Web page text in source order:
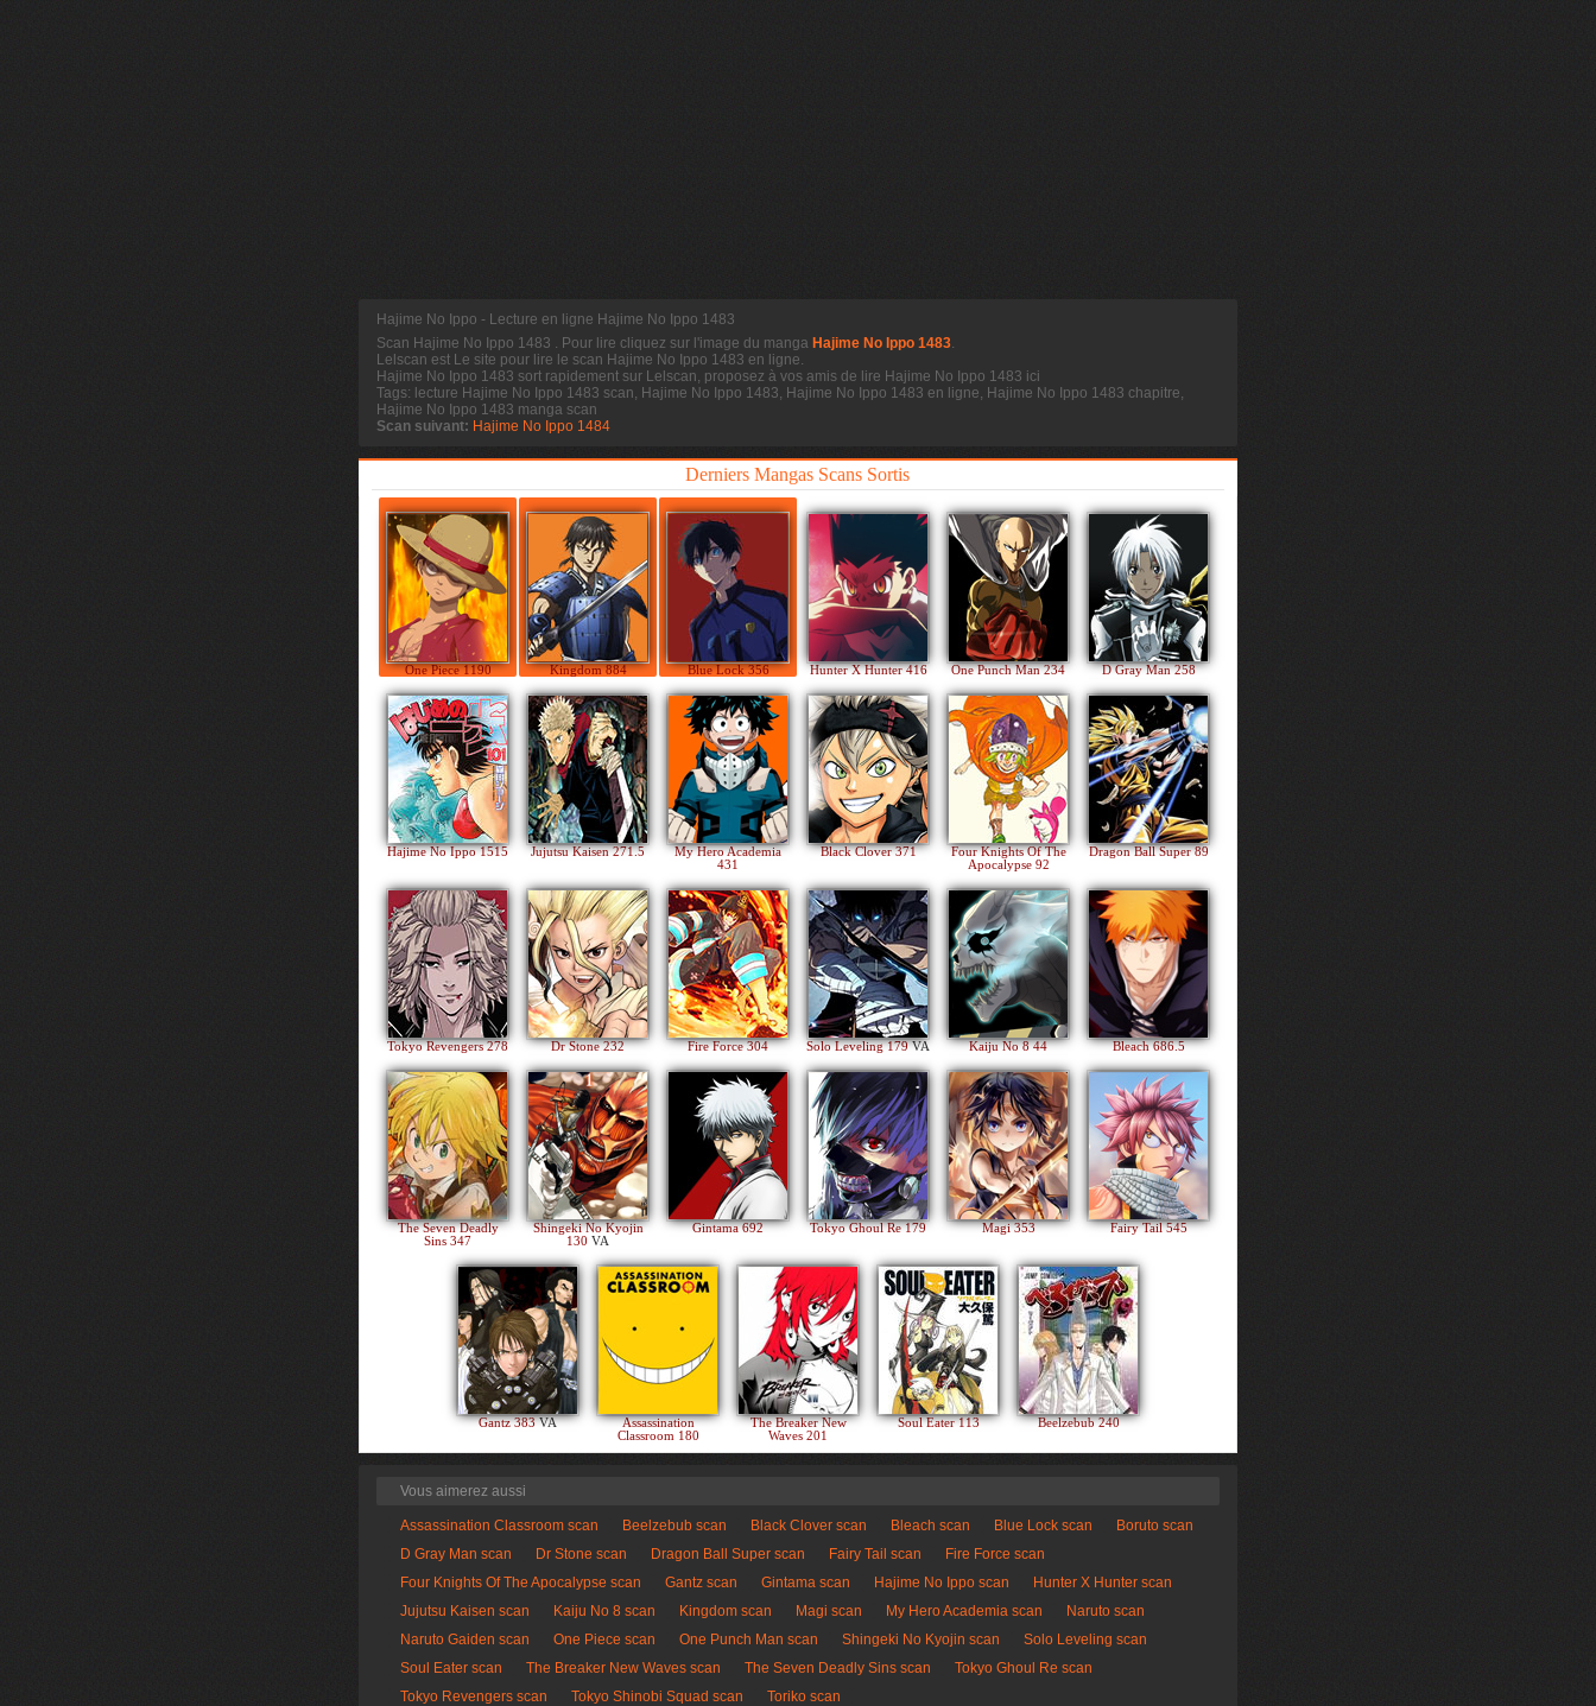
Hajime No Ippo - Lecture en ligne Hajime No Ippo 1483
Scan Hajime No Ippo 1483 . Pour lire cliquez sur l'image du manga Hajime No Ippo 1483.
Lelscan est Le site pour lire le scan Hajime No Ippo 1483 en ligne.
Hajime No Ippo 1483 sort rapidement sur Lelscan, proposez à vos amis de lire Hajime No Ippo 1483 ici
Tags: lecture Hajime No Ippo 1483 scan, Hajime No Ippo 1483, Hajime No Ippo 1483 en ligne, Hajime No Ippo 1483 chapitre,
Hajime No Ippo 1483 manga scan
Scan suivant: Hajime No Ippo 1484
Derniers Mangas Scans Sortis
One Piece 1190 Kingdom 884 Blue Lock 356 Hunter X Hunter 416 One Punch Man 234 D Gray Man 258
Hajime No Ippo 1515 Jujutsu Kaisen 271.5
My Hero Academia
431
Black Clover 371
Four Knights Of The
Apocalypse 92
Dragon Ball Super 89
Tokyo Revengers 278 Dr Stone 232 Fire Force 304 Solo Leveling 179VA Kaiju No 8 44 Bleach 686.5
The Seven Deadly
Sins 347
Shingeki No Kyojin
130 VA
Gintama 692 Tokyo Ghoul Re 179 Magi 353 Fairy Tail 545
Gantz 383VA
Assassination
Classroom 180
The Breaker New
Waves 201
Soul Eater 113 Beelzebub 240
Vous aimerez aussi
Assassination Classroom scan Beelzebub scan Black Clover scan Bleach scan Blue Lock scan
Boruto scan
D Gray Man scan
Dr Stone scan Dragon Ball Super scan Fairy Tail scan
Fire Force scan
Four Knights Of The Apocalypse scan
Gantz scan Gintama scan Hajime No Ippo scan
Hunter X Hunter scan
Jujutsu Kaisen scan
Kaiju No 8 scan Kingdom scan Magi scan My Hero Academia scan
Naruto scan
Naruto Gaiden scan
One Piece scan One Punch Man scan Shingeki No Kyojin scan
Solo Leveling scan
Soul Eater scan
The Breaker New Waves scan The Seven Deadly Sins scan
Tokyo Ghoul Re scan
Tokyo Revengers scan
Tokyo Shinobi Squad scan Toriko scan